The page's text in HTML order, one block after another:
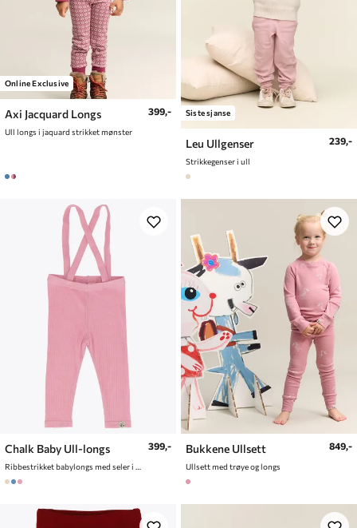
Online Exclusive
Axi Jacquard Longs
Ull longs i jaquard strikket mønster
399,- Siste sjanse
Leu Ullgenser
Strikkegenser i ull
239,-
Chalk Baby Ull-longs
Ribbestrikket babylongs med seler i ullblaning
399,- Bukkene Ullsett
Ullsett med trøye og longs
849,-